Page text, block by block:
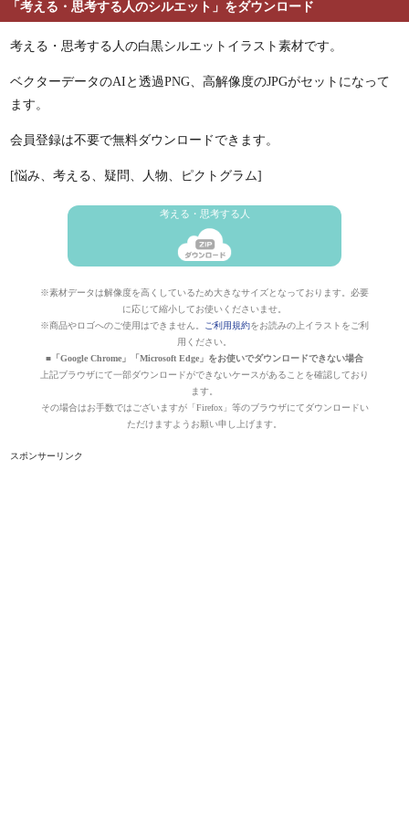
「考える・思考する人のシルエット」をダウンロード
考える・思考する人の白黒シルエットイラスト素材です。
ベクターデータのAIと透過PNG、高解像度のJPGがセットになって
ます。
会員登録は不要で無料ダウンロードできます。
[悩み、考える、疑問、人物、ピクトグラム]
考える・思考する人
※素材データは解像度を高くしているため大きなサイズとなっております。必要
に応じて縮小してお使いくださいませ。
※商品やロゴへのご使用はできません。
ご利用規約をお読みの上イラストをご利
用ください。
■「Google Chrome」「Microsoft Edge」をお使いでダウンロードできない場合
上記ブラウザにて一部ダウンロードができないケースがあることを確認しており
ます。
その場合はお手数ではございますが「Firefox」等のブラウザにてダウンロードい
ただけますようお願い申し上げます。
スポンサーリンク